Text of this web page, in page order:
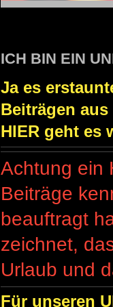
ICH BIN EIN
Ja es
Beiträgen
HIER geht es
Achtung ein
Beiträge
beauftragt
zeichnet,
Urlaub und
Für unseren